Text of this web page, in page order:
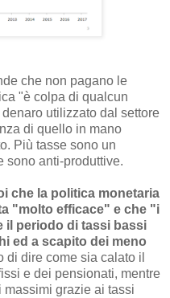
che non pagano le
"è colpa di qualcun
utilizzato dal settore
di quello in mano
Più tasse sono un
sono anti-produttive.
che la politica monetaria
"molto efficace" e che "i
il periodo di tassi bassi
ed a scapito dei meno
di dire come sia calato il
e dei pensionati, mentre
grazie ai tassi